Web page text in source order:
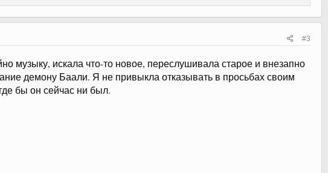
#3
музыку, искала что-то новое, переслушивала старое и внезапно
демону Баали. Я не привыкла отказывать в просьбах своим
бы он сейчас ни был.